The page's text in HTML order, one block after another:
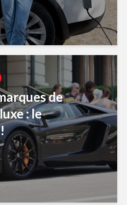
de
: le